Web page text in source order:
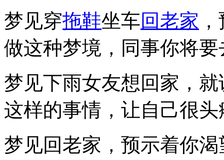
梦见穿拖鞋坐车回老家
做这种梦境，同事你将
梦见下雨女友想回家，
这样的事情，让自己很头
梦见回老家，预示着你